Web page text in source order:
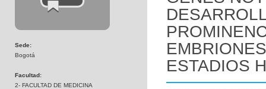
Sede:
Bogotá
Facultad:
2- FACULTAD DE MEDICINA
ESTADIOS